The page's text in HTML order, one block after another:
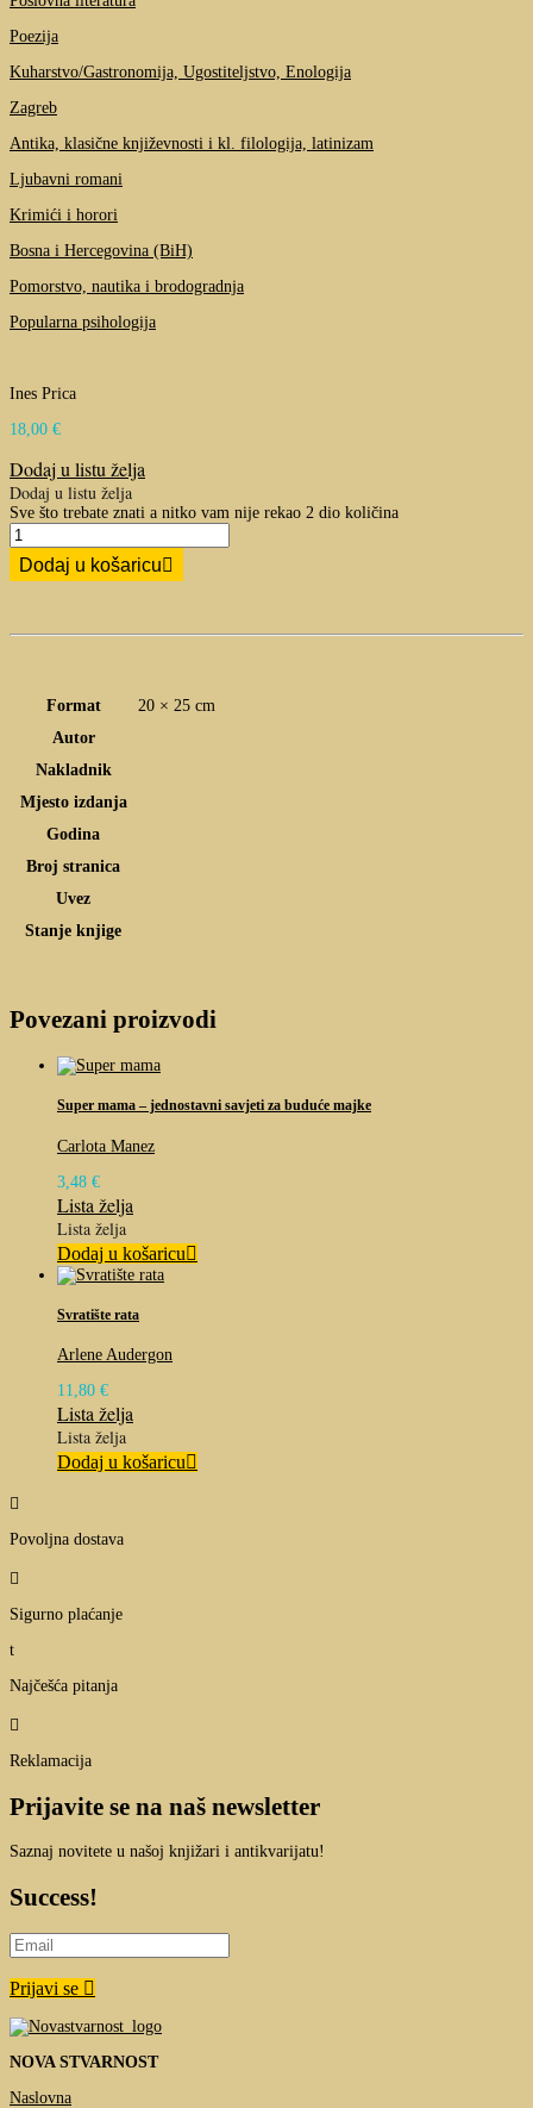
Poezija
Kuharstvo/Gastronomija, Ugostiteljstvo, Enologija
Zagreb
Antika, klasične književnosti i kl. filologija, latinizam
Ljubavni romani
Krimići i horori
Bosna i Hercegovina (BiH)
Pomorstvo, nautika i brodogradnja
Popularna psihologija
Ines Prica
18,00 €
Dodaj u listu želja
Dodaj u listu želja
Sve što trebate znati a nitko vam nije rekao 2 dio količina
Dodaj u košaricu
Format
20 × 25 cm
Autor
Nakladnik
Mjesto izdanja
Godina
Broj stranica
Uvez
Stanje knjige
Povezani proizvodi
Super mama – jednostavni savjeti za buduće majke
Carlota Manez
3,48 €
Lista želja
Lista želja
Dodaj u košaricu
Svratište rata
Arlene Audergon
11,80 €
Lista želja
Lista želja
Dodaj u košaricu

Povoljna dostava

Sigurno plaćanje
t
Najčešća pitanja

Reklamacija
Prijavite se na naš newsletter
Saznaj novitete u našoj knjižari i antikvarijatu!
Success!
Prijavi se
NOVA STVARNOST
Naslovna